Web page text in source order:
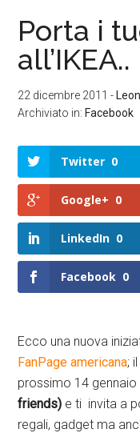
Porta i
all’IKEA..
22 dicembre 2011 -
Archiviato in: Facebook
Twitter 0
Google+ 0
LinkedIn 0
Facebook 0
Ecco una nuova
FanPage americana;
prossimo 14 gennaio
friends) e ti invita a
regali, gadget ma